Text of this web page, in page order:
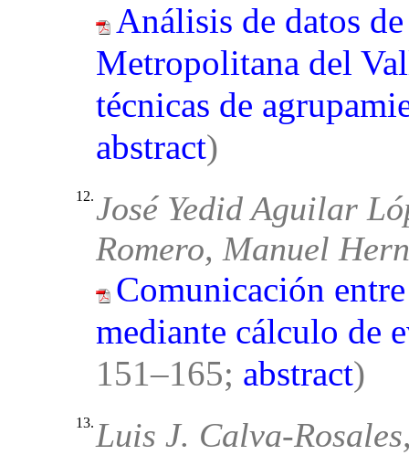
Análisis de datos
Metropolitana del
técnicas de
abstract)
12.José Yedid Aguilar
Romero, Manuel
Comunicación
mediante cálculo de
151–165; abstract)
13. Luis J. Calva-